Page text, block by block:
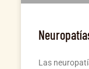
Las